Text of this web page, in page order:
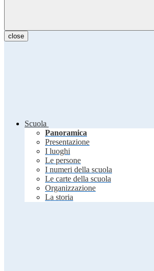
close
Scuola
Panoramica
Presentazione
I luoghi
Le persone
I numeri della scuola
Le carte della scuola
Organizzazione
La storia